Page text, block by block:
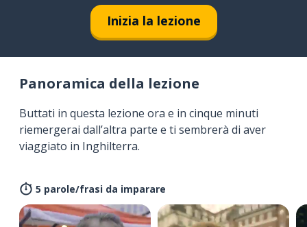
Inizia la lezione
Panoramica della lezione
Buttati in questa lezione ora e in cinque minuti
riemergerai dall’altra parte e ti sembrerà di aver
viaggiato in Inghilterra.
5 parole/frasi da imparare